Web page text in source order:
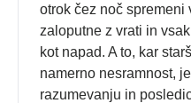
otrok čez noč spremeni
zaloputne z vrati in
kot napad. A to, kar
namerno nesramnost,
razumevanju in